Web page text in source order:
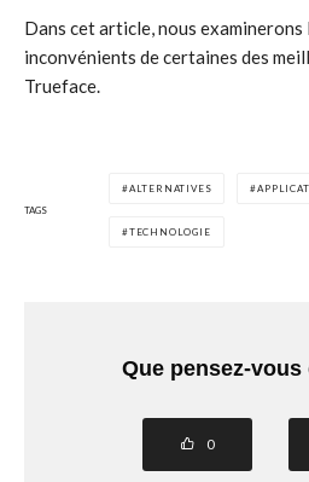
Dans cet article, nous
inconvénients de certaines des
Trueface.
TAGS
ALTERNATIVES
TECHNOLOGIE
Que pensez-vous
0